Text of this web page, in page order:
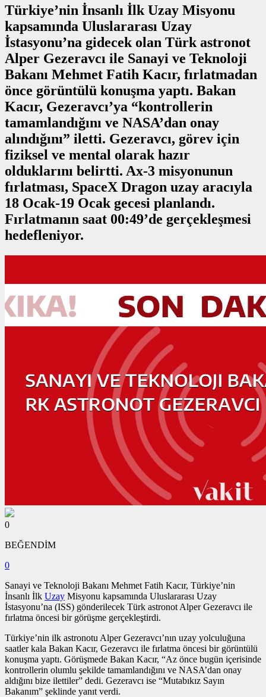
Türkiye’nin İnsanlı İlk Uzay Misyonu
kapsamında Uluslararası Uzay
İstasyonu’na gidecek olan Türk astronot
Alper Gezeravcı ile Sanayi ve Teknoloji
Bakanı Mehmet Fatih Kacır, fırlatmadan
önce görüntülü konuşma yaptı. Bakan
Kacır, Gezeravcı’ya “kontrollerin
tamamlandığını ve NASA’dan onay
alındığını” iletti. Gezeravcı, görev için
fiziksel ve mental olarak hazır
olduklarını belirtti. Ax-3 misyonunun
fırlatması, SpaceX Dragon uzay aracıyla
18 Ocak-19 Ocak gecesi planlandı.
Fırlatmanın saat 00:49’de gerçekleşmesi
hedefleniyor.
0
BEĞENDİM
0
Sanayi ve Teknoloji Bakanı Mehmet Fatih Kacır, Türkiye’nin
İnsanlı İlk Uzay Misyonu kapsamında Uluslararası Uzay
İstasyonu’na (ISS) gönderilecek Türk astronot Alper Gezeravcı ile
fırlatma öncesi bir görüşme gerçekleştirdi.
Türkiye’nin ilk astronotu Alper Gezeravcı’nın uzay yolculuğuna
saatler kala Bakan Kacır, Gezeravcı ile fırlatma öncesi bir görüntülü
konuşma yaptı. Görüşmede Bakan Kacır, “Az önce bugün içerisinde
kontrollerin olumlu şekilde tamamlandığını ve NASA’dan onay
aldığını bize ilettiler” dedi. Gezeravcı ise “Mutabıkız Sayın
Bakanım” şeklinde yanıt verdi.